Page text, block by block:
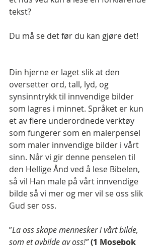
tekst?
Du må se det før du kan gjøre det!
Din hjerne er laget slik at den
oversetter ord, tall, lyd, og
synsinntrykk til innvendige bilder
som lagres i minnet. Språket er kun
et av flere underordnede verktøy
som fungerer som en malerpensel
som maler innvendige bilder i vårt
sinn. Når vi gir denne penselen til
den Hellige Ånd ved å lese Bibelen,
så vil Han male på vårt innvendige
bilde så vi mer og mer vil se oss slik
Gud ser oss.
”La oss skape mennesker i vårt bilde,
som et avbilde av oss!”(1 Mosebok